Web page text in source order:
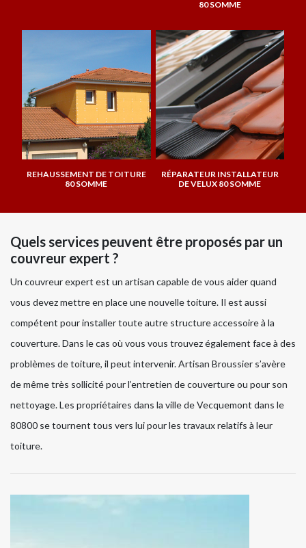
80 SOMME
REHAUSSEMENT DE TOITURE
80 SOMME
RÉPARATEUR INSTALLATEUR
DE VELUX 80 SOMME
Quels services peuvent être proposés par un
couvreur expert ?
Un couvreur expert est un artisan capable de vous aider quand
vous devez mettre en place une nouvelle toiture. Il est aussi
compétent pour installer toute autre structure accessoire à la
couverture. Dans le cas où vous vous trouvez également face à des
problèmes de toiture, il peut intervenir. Artisan Broussier s’avère
de même très sollicité pour l’entretien de couverture ou pour son
nettoyage. Les propriétaires dans la ville de Vecquemont dans le
80800 se tournent tous vers lui pour les travaux relatifs à leur
toiture.